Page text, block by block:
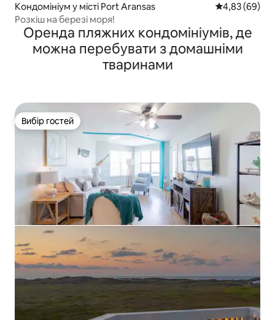
Кондомініум у місті Port Aransas Середня
4,83 (69)
Розкіш на березі моря!
Оренда пляжних кондомініумів, де
можна перебувати з домашніми
тваринами
Вибір гостей
Вибір гостей